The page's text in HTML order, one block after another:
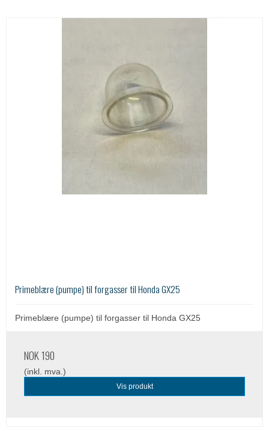
Primeblære (pumpe) til forgasser til Honda GX25
Primeblære (pumpe) til forgasser til Honda GX25
NOK 190
(inkl. mva.)
Vis produkt